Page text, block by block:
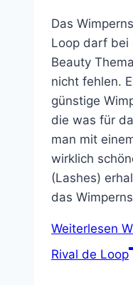
Das
Loop darf bei
Beauty
nicht fehlen.
günstige
die was für
man mit
wirklich
(Lashes)
das
Weiterlesen
Rival de Loop